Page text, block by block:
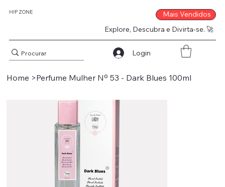
HIP ZONE
Explore, Descubra e Divirta-se. 🚀
Mais Vendidos
Login
Home >Perfume Mulher Nº 53 - Dark Blues 100ml